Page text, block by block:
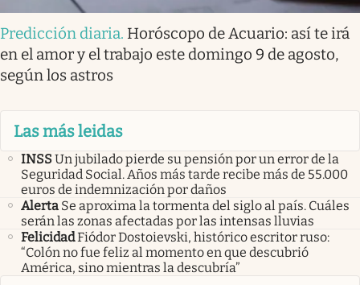
Predicción diaria. Horóscopo de Acuario: así te irá
en el amor y el trabajo este domingo 9 de agosto,
según los astros
Las más leidas
INSSUn jubilado pierde su pensión por un error de la
Seguridad Social. Años más tarde recibe más de 55.000
euros de indemnización por daños
Alerta Se aproxima la tormenta del siglo al país. Cuáles
serán las zonas afectadas por las intensas lluvias
FelicidadFiódor Dostoievski, histórico escritor ruso:
“Colón no fue feliz al momento en que descubrió
América, sino mientras la descubría”